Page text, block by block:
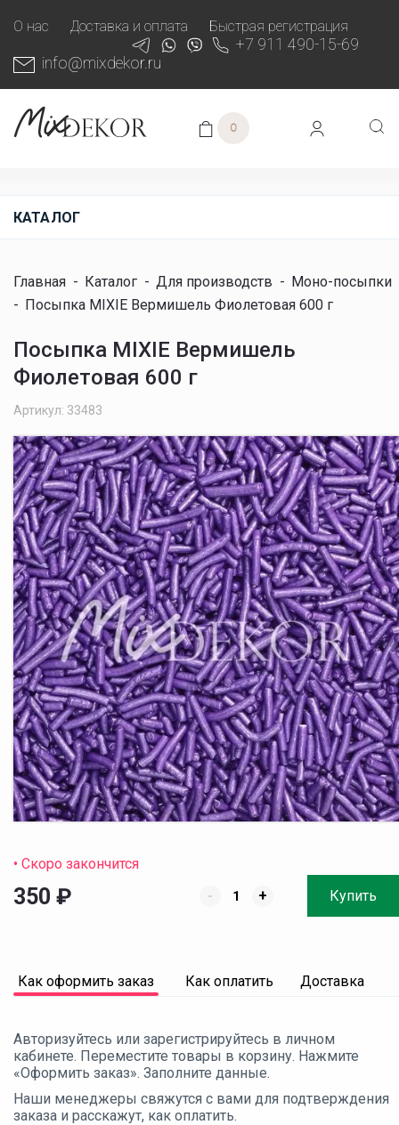
О нас Доставка и оплата Быстрая регистрация
+7 911 490-15-69
info@mixdekor.ru
0
КАТАЛОГ
Главная - Каталог - Для производств - Моно-посыпки
- Посыпка MIXIE Вермишель Фиолетовая 600 г
Посыпка MIXIE Вермишель
Фиолетовая 600 г
Артикул: 33483
• Скоро закончится
350 ₽ - + Купить
Как оформить заказ Как оплатить Доставка
Авторизуйтесь или зарегистрируйтесь в личном
кабинете. Переместите товары в корзину. Нажмите
«Оформить заказ». Заполните данные.
Наши менеджеры свяжутся с вами для подтверждения
заказа и расскажут, как оплатить.